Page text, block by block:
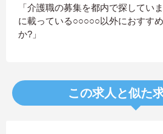
「介護職の募集を都内で探してい
に載っている○○○○○以外におすす
か?」
この求人と似た